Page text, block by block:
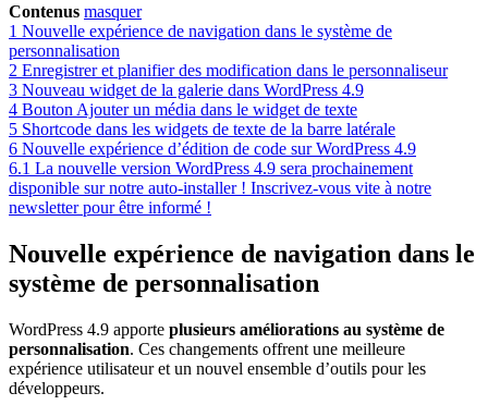
Contenus masquer
1 Nouvelle expérience de navigation dans le système de
personnalisation
2 Enregistrer et planifier des modification dans le personnaliseur
3 Nouveau widget de la galerie dans WordPress 4.9
4 Bouton Ajouter un média dans le widget de texte
5 Shortcode dans les widgets de texte de la barre latérale
6 Nouvelle expérience d’édition de code sur WordPress 4.9
6.1 La nouvelle version WordPress 4.9 sera prochainement
disponible sur notre auto-installer ! Inscrivez-vous vite à notre
newsletter pour être informé !
Nouvelle expérience de navigation dans le
système de personnalisation
WordPress 4.9 apporte plusieurs améliorations au système de
personnalisation. Ces changements offrent une meilleure
expérience utilisateur et un nouvel ensemble d’outils pour les
développeurs.